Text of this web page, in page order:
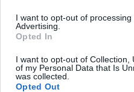
I want to opt-out of
Advertising.
Opted In
I want to opt-out of Collection,
of my Personal Data that Is
was collected.
Opted Out